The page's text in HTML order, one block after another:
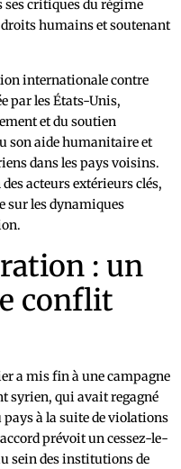
ses critiques du régime
humains et soutenant
internationale contre
par les États-Unis,
et du soutien
son aide humanitaire et
dans les pays voisins.
acteurs extérieurs clés,
sur les dynamiques
: un
conflit
a mis fin à une campagne
syrien, qui avait regagné
pays à la suite de violations
accord prévoit un cessez-le-
sein des institutions de